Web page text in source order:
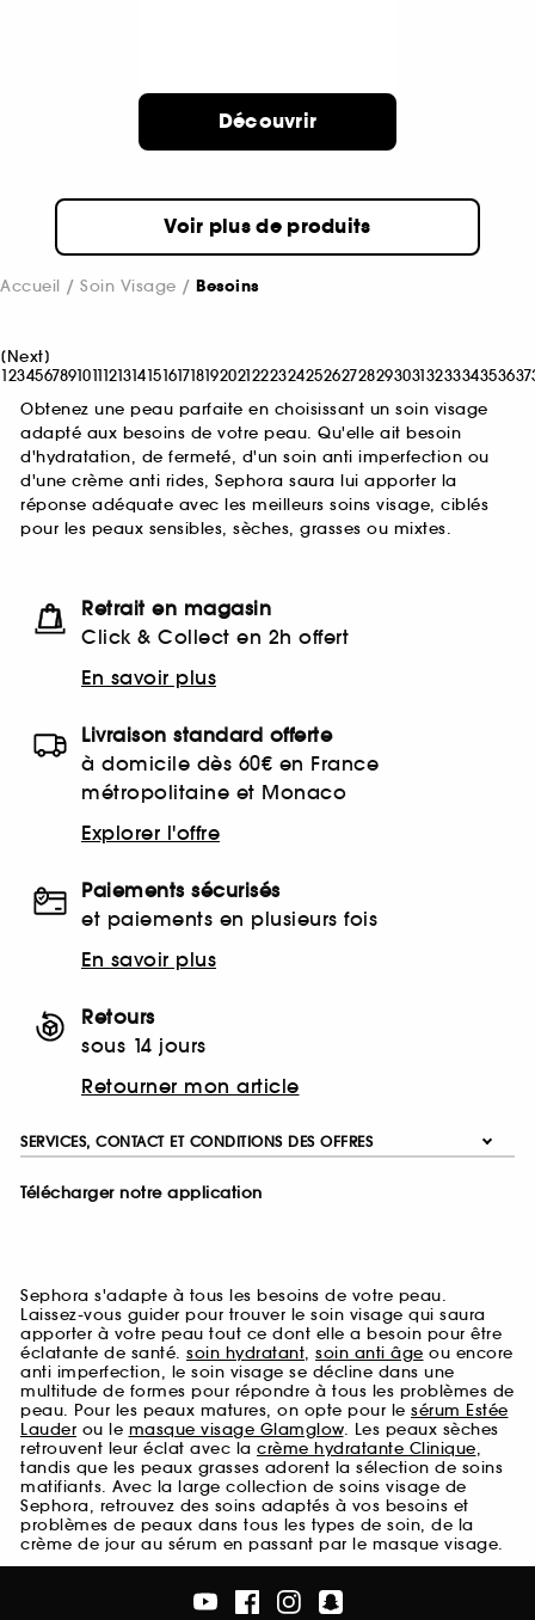
Découvrir
Voir plus de produits
Accueil Soin Visage Besoins
[Next]
12345678910111213141516171819202122232425262728293031323334353637
Obtenez une peau parfaite en choisissant un soin visage
adapté aux besoins de votre peau. Qu'elle ait besoin
d'hydratation, de fermeté, d'un soin anti imperfection ou
d'une crème anti rides, Sephora saura lui apporter la
réponse adéquate avec les meilleurs soins visage, ciblés
pour les peaux sensibles, sèches, grasses ou mixtes.
Retrait en magasin
Click & Collect en 2h offert
En savoir plus
Livraison standard offerte
à domicile dès 60€ en France
métropolitaine et Monaco
Explorer l'offre
Paiements sécurisés
et paiements en plusieurs fois
En savoir plus
Retours
sous 14 jours
Retourner mon article
SERVICES, CONTACT ET CONDITIONS DES OFFRES
Télécharger notre application
Sephora s'adapte à tous les besoins de votre peau.
Laissez-vous guider pour trouver le soin visage qui saura
apporter à votre peau tout ce dont elle a besoin pour être
éclatante de santé. soin hydratant, soin anti âge ou encore
anti imperfection, le soin visage se décline dans une
multitude de formes pour répondre à tous les problèmes de
peau. Pour les peaux matures, on opte pour le sérum Estée
Lauder ou le masque visage Glamglow. Les peaux sèches
retrouvent leur éclat avec la crème hydratante Clinique,
tandis que les peaux grasses adorent la sélection de soins
matifiants. Avec la large collection de soins visage de
Sephora, retrouvez des soins adaptés à vos besoins et
problèmes de peaux dans tous les types de soin, de la
crème de jour au sérum en passant par le masque visage.